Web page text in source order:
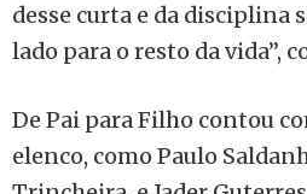
desse curta e da disciplina
lado para o resto da vida”,
De Pai para Filho contou
elenco, como Paulo